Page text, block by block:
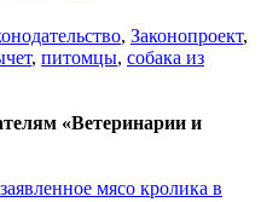
, Законопроект,
, питомцы, собака из
«Ветеринарии и
мясо кролика в